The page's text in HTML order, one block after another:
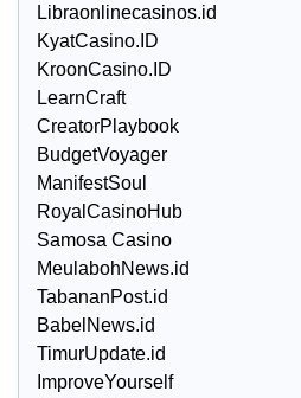
Libraonlinecasinos.id
KyatCasino.ID
KroonCasino.ID
LearnCraft
CreatorPlaybook
BudgetVoyager
ManifestSoul
RoyalCasinoHub
Samosa Casino
MeulabohNews.id
TabananPost.id
BabelNews.id
TimurUpdate.id
ImproveYourself